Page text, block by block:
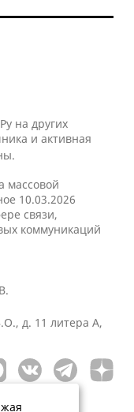
на других
и активная
массовой
10.03.2026
связи,
коммуникаций
д. 11 литера А,